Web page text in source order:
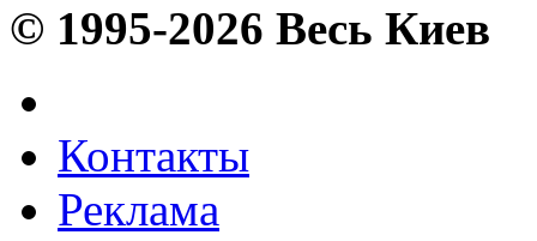
© 1995-2026 Весь Киев
Контакты
Реклама